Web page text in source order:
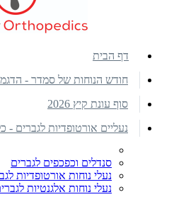
דף הבית
חודש הנוחות של סמדר -
סוף עונת קיץ 2026
נעליים אורטופדיות לגברים -
סנדלים וכפכפים לגברים
נעלי נוחות אורטופדיות
נעלי נוחות אלגנטיות